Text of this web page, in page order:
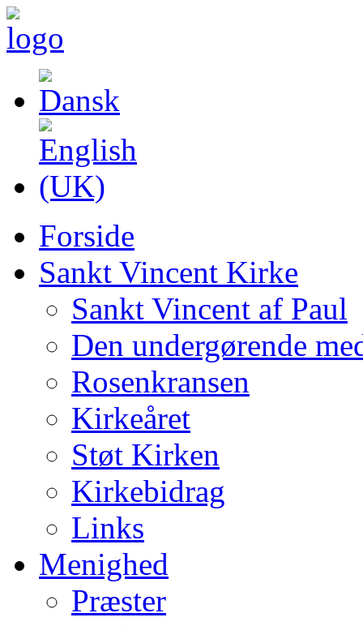
Forside
Sankt Vincent Kirke
Sankt Vincent af Paul
Den undergørende
Rosenkransen
Kirkeåret
Støt Kirken
Kirkebidrag
Links
Menighed
Præster